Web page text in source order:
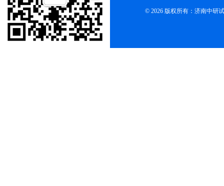
© 2026 版权所有：济南中研